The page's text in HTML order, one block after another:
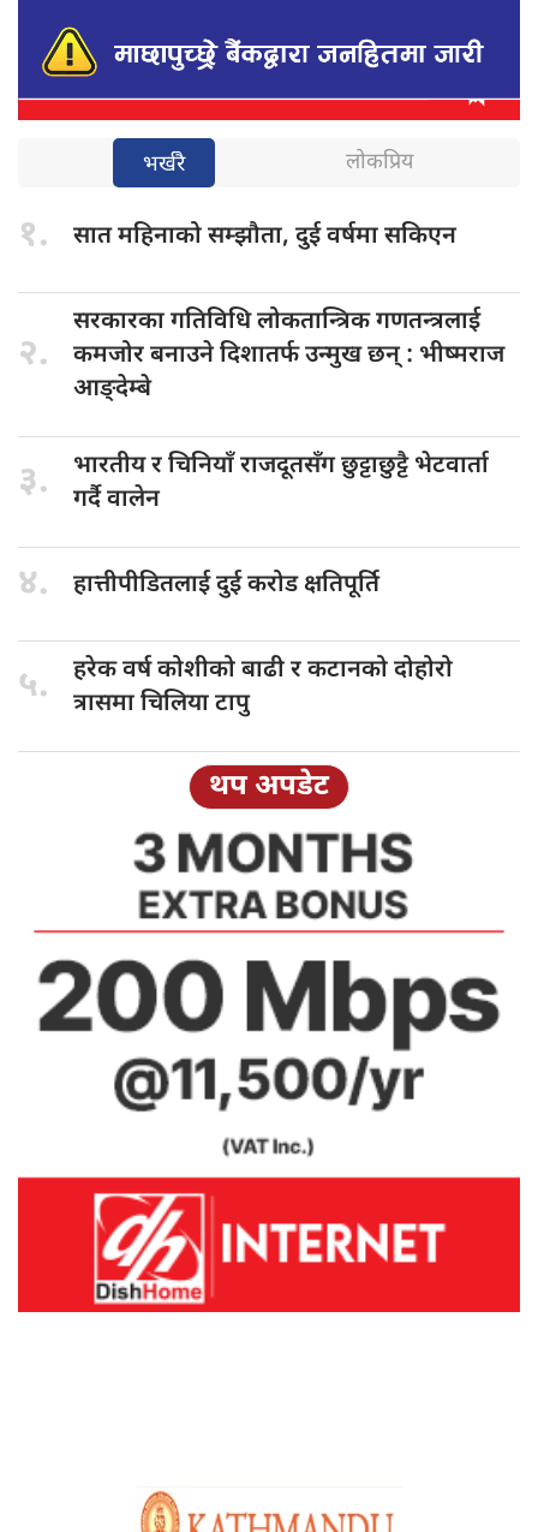
भर्खरै लोकप्रिय
१. सात महिनाकोसम्झौता, दुई वर्षमा सकिएन
२.
सरकारका गतिविधिलोकतान्त्रिक गणतन्त्रलाई
कमजोर बनाउने दिशातर्फ उन्मुख छन् : भीष्मराज
आङ्देम्बे
३. भारतीय रचिनियाँ राजदूतसँग छुट्टाछुट्टै भेटवार्ता
गर्दै वालेन
४. हात्तीपीडितलाई दुईकरोड क्षतिपूर्ति
५. हरेक वर्षकोशीको बाढी र कटानको दोहोरो
त्रासमा चिलिया टापु
थप अपडेट